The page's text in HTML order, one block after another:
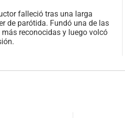
falleció tras una larga
de parótida. Fundó una de las
reconocidas y luego volcó